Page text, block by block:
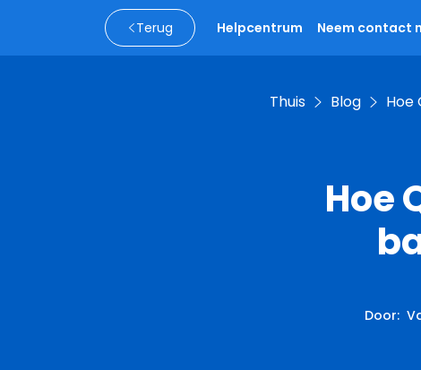
Terug Helpcentrum Neem contact
Thuis Blog Hoe
Hoe
Door: